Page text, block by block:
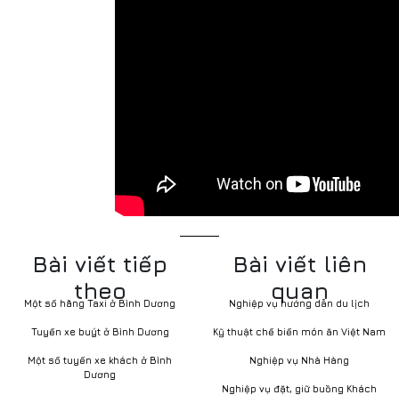
Bài viết tiếp
theo
Một số hãng Taxi ở Bình Dương
Tuyến xe buýt ở Bình Dương
Một số tuyến xe khách ở Bình
Dương
Bài viết liên
quan
Nghiệp vụ hướng dẫn du lịch
Kỹ thuật chế biến món ăn Việt Nam
Nghiệp vụ Nhà Hàng
Nghiệp vụ đặt, giữ buồng Khách